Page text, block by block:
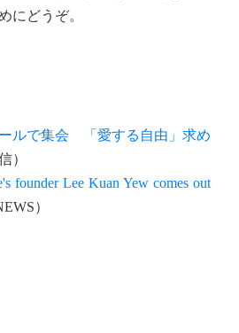
にどうぞ。
ルで集会 「愛する自由」求め
）
founder Lee Kuan Yew comes out
）